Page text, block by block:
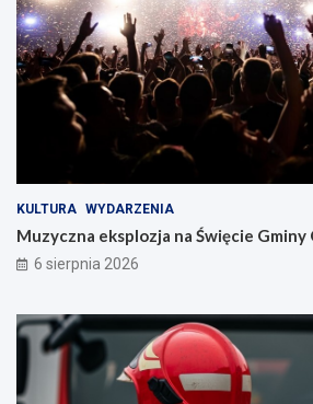
KULTURA WYDARZENIA
Muzyczna eksplozja na Święcie Gminy
6 sierpnia 2026